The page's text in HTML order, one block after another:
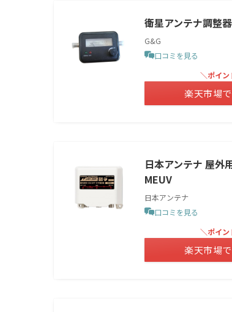
衛星アンテナ調整
G&G
口コミを見る
＼ポイン
楽天市場
日本アンテナ 屋外
MEUV
日本アンテナ
口コミを見る
＼ポイン
楽天市場